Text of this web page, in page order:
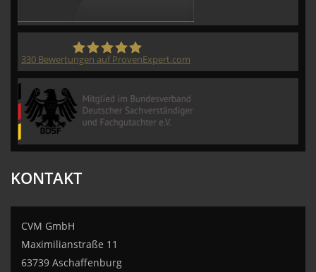
330 Bewertungen auf ProvenExpert.com
KONTAKT
CVM GmbH
Maximilianstraße 11
63739 Aschaffenburg